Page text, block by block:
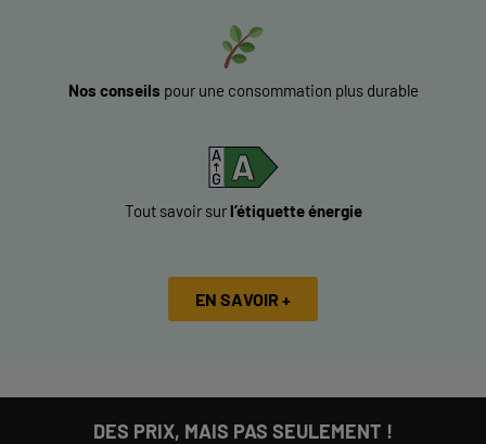
Nos conseils pour une consommation plus durable
Tout savoir surl’étiquette énergie
EN SAVOIR +
DES PRIX, MAIS PAS SEULEMENT !